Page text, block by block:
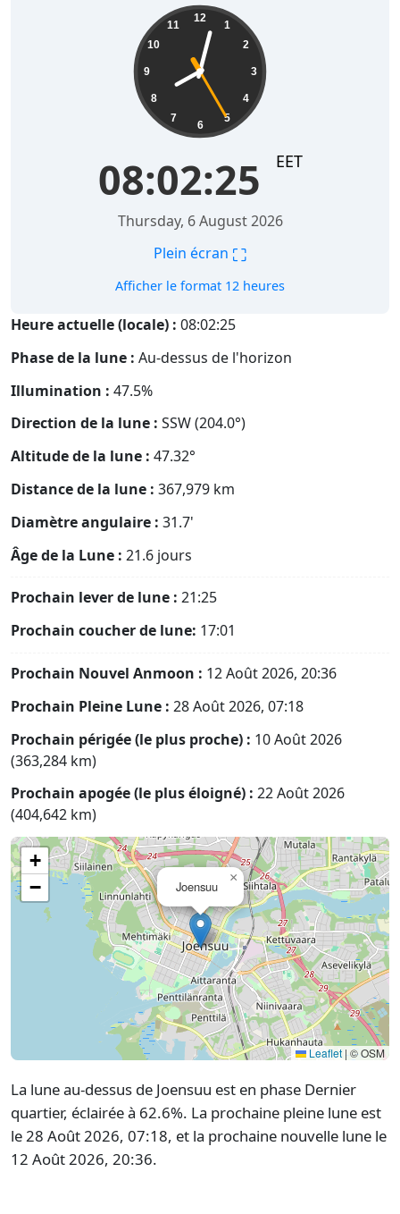
12
1
2
3
4
5
6
7
8
9
10
11
08:02:26 EET
Thursday, 6 August 2026
Plein écran ⛶
Afficher le format 12 heures
Heure actuelle (locale) : 08:02:26
Phase de la lune : Au-dessus de l'horizon
Illumination : 47.5%
Direction de la lune : SSW (204.0°)
Altitude de la lune : 47.32°
Distance de la lune : 367,979 km
Diamètre angulaire : 31.7'
Âge de la Lune : 21.6 jours
Prochain lever de lune : 21:25
Prochain coucher de lune: 17:01
Prochain Nouvel Anmoon : 12 Août 2026, 20:36
Prochain Pleine Lune : 28 Août 2026, 07:18
Prochain périgée (le plus proche) : 10 Août 2026
(363,284 km)
Prochain apogée (le plus éloigné) : 22 Août 2026
(404,642 km)
Joensuu
×
+
−
Leaflet |© OSM
La lune au-dessus de Joensuu est en phase Dernier
quartier, éclairée à 62.6%. La prochaine pleine lune est
le 28 Août 2026, 07:18, et la prochaine nouvelle lune le
12 Août 2026, 20:36.